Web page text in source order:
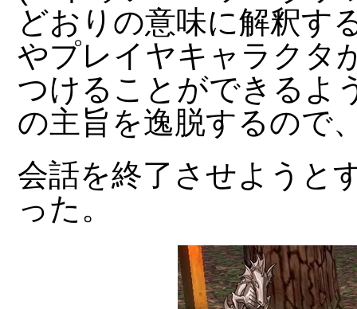
どおりの意味に解釈す
やプレイヤキャラクタ
つけることができるよ
の主旨を逸脱するので
会話を終了させようと
った。